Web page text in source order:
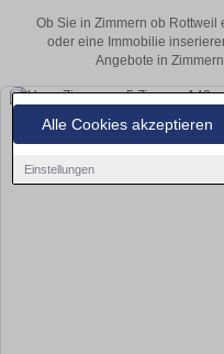
Alle Cookies akzeptieren
Einstellungen
Ob Sie in Zimmern ob
oder eine Immobilie
Angebote in